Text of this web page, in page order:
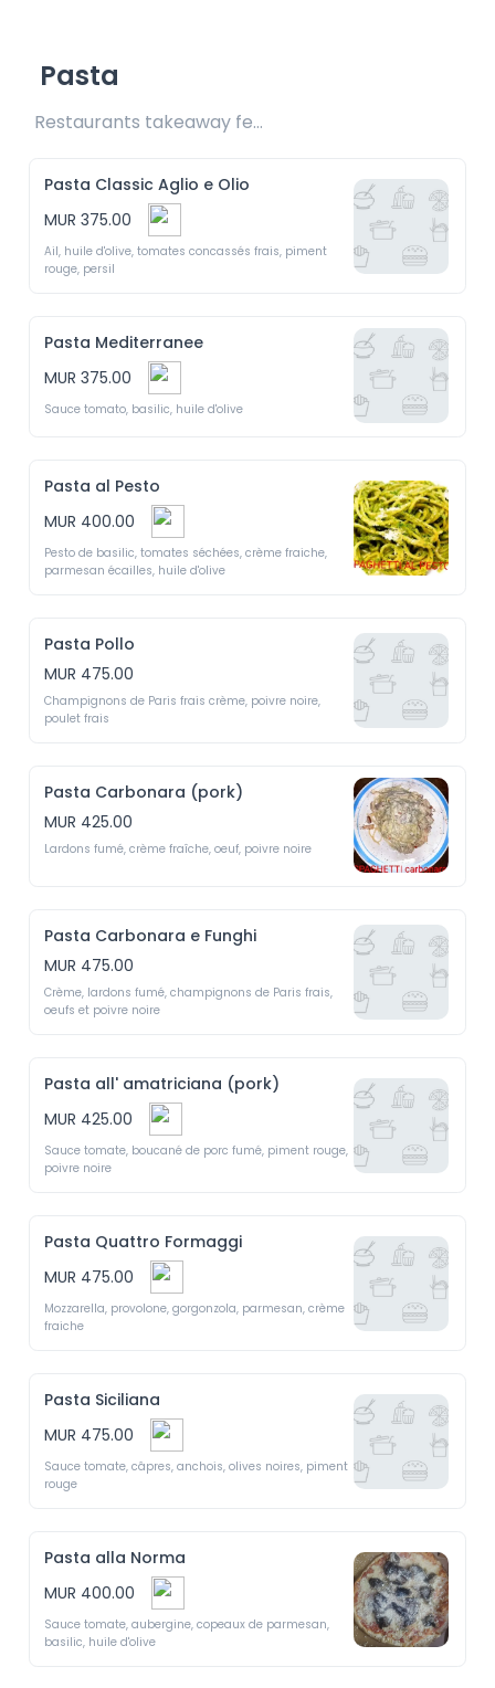
Pasta
Restaurants takeaway fee Rs25 included
Pasta Classic Aglio e Olio
MUR 375.00
Ail, huile d'olive, tomates concassés frais, piment
rouge, persil
Pasta Mediterranee
MUR 375.00
Sauce tomato, basilic, huile d'olive
Pasta al Pesto
MUR 400.00
Pesto de basilic, tomates séchées, crème fraiche,
Pasta Pollo
MUR 475.00
Champignons de Paris frais crème, poivre noire,
poulet frais
Pasta Carbonara (pork)
MUR 425.00
Lardons fumé, crème fraîche, oeuf, poivre noire
Pasta Carbonara e Funghi
MUR 475.00
Crème, lardons fumé, champignons de Paris frais,
Pasta all' amatriciana (pork)
MUR 425.00
Sauce tomate, boucané de porc fumé, piment rouge,
poivre noire
Pasta Quattro Formaggi
MUR 475.00
Mozzarella, provolone, gorgonzola, parmesan, crème
fraiche
Pasta Siciliana
MUR 475.00
Sauce tomate, câpres, anchois, olives noires, piment
rouge
Pasta alla Norma
MUR 400.00
Sauce tomate, aubergine, copeaux de parmesan,
basilic, huile d'olive